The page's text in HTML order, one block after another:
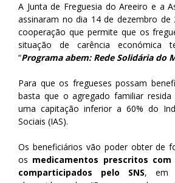
A Junta de Freguesia do Areeiro e a
assinaram no dia 14 de dezembro de
cooperação que permite que os
situação de carência económica
“Programa abem: Rede Solidária do
Para que os fregueses possam
basta que o agregado familiar
uma capitação inferior a 60% do
Sociais (IAS).
Os beneficiários vão poder obter de
os medicamentos prescritos
comparticipados pelo SNS, em